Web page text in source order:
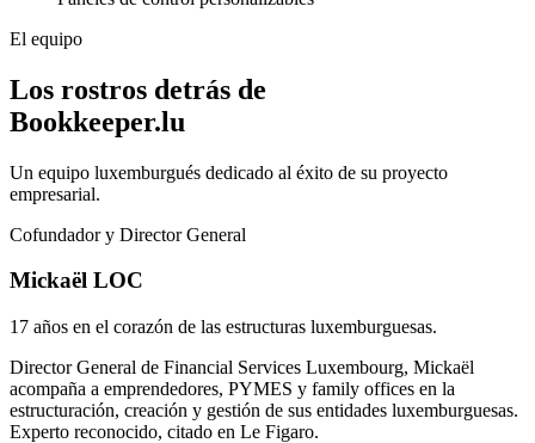
El equipo
Los rostros detrás de
Bookkeeper.lu
Un equipo luxemburgués dedicado al éxito de su proyecto
empresarial.
Cofundador y Director General
Mickaël LOC
17 años en el corazón de las estructuras luxemburguesas.
Director General de Financial Services Luxembourg, Mickaël
acompaña a emprendedores, PYMES y family offices en la
estructuración, creación y gestión de sus entidades luxemburguesas.
Experto reconocido, citado en Le Figaro.